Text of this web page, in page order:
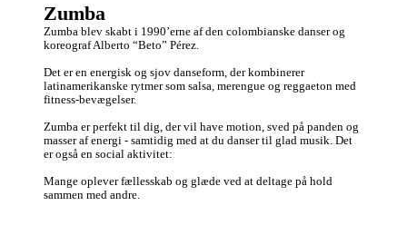
Zumba
Zumba blev skabt i 1990’erne af den colombianske danser og
koreograf Alberto “Beto” Pérez.
Det er en energisk og sjov danseform, der kombinerer
latinamerikanske rytmer som salsa, merengue og reggaeton med
fitness-bevægelser.
Zumba er perfekt til dig, der vil have motion, sved på panden og
masser af energi - samtidig med at du danser til glad musik. Det
er også en social aktivitet:
Mange oplever fællesskab og glæde ved at deltage på hold
sammen med andre.